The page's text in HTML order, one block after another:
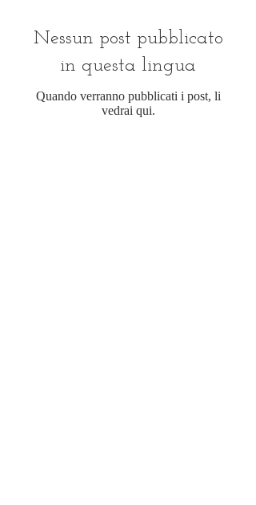
Nessun post pubblicato
in questa lingua
Quando verranno pubblicati i post, li
vedrai qui.